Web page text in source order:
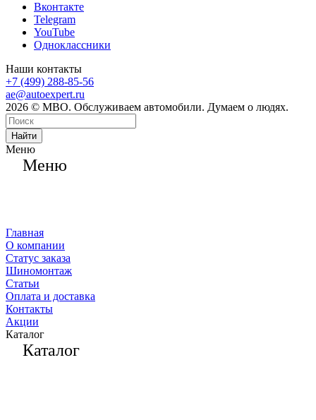
Вконтакте
Telegram
YouTube
Одноклассники
Наши контакты
+7 (499) 288-85-56
ae@autoexpert.ru
2026 © МВО. Обслуживаем автомобили. Думаем о людях.
Найти
Меню
Меню
Главная
О компании
Статус заказа
Шиномонтаж
Статьи
Оплата и доставка
Контакты
Акции
Каталог
Каталог